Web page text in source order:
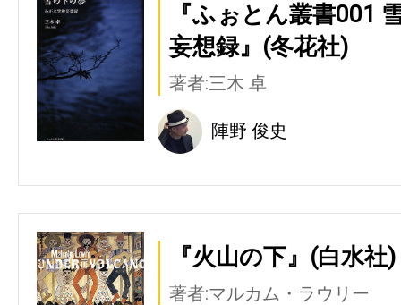
『ふぉとん叢書001
妄想録』(冬花社)
著者:三木 卓
陣野 俊史
『火山の下』(白水社)
著者:マルカム・ラウリー